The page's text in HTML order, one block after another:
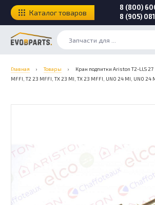
8 (800)
8 (905)
Каталог товаров
Главная › Товары ›
Кран подпитки Ariston T2-LLS 27
MFFI, T2 23 MFFI, TX 23 MI, TX 23 MFFI, UNO 24 MI, UNO 24